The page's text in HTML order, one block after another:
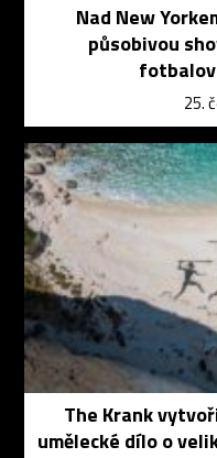
Nad New
působivou
25.
The Krank
umělecké dílo o